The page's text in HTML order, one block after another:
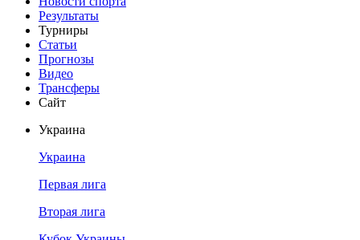
Результаты
Турниры
Статьи
Прогнозы
Видео
Трансферы
Сайт
Украина
Украина
Первая лига
Вторая лига